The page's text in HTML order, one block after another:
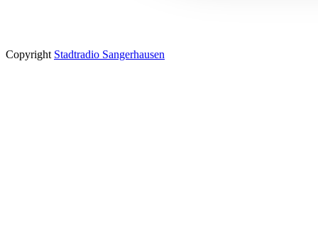
Copyright Stadtradio Sangerhausen